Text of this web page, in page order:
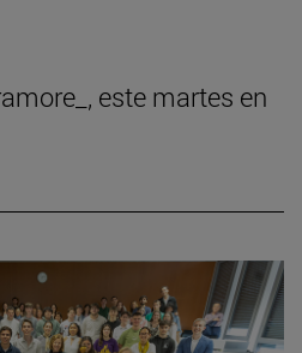
este martes en